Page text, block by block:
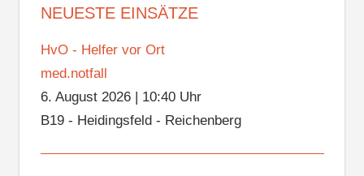
NEUESTE EINSÄTZE
HvO - Helfer vor Ort
med.notfall
6. August 2026| 10:40 Uhr
B19 - Heidingsfeld - Reichenberg